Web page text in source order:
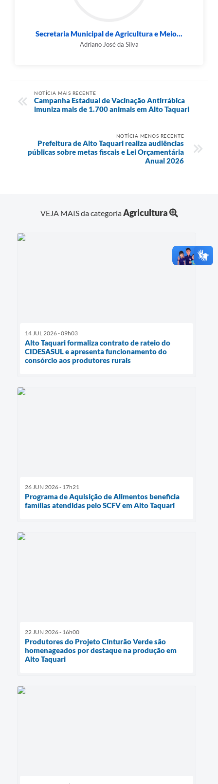
Secretaria Municipal de Agricultura e Meio...
Adriano José da Silva
NOTÍCIA MAIS RECENTE
Campanha Estadual de Vacinação Antirrábica
imuniza mais de 1.700 animais em Alto Taquari
NOTÍCIA MENOS RECENTE
Prefeitura de Alto Taquari realiza audiências
públicas sobre metas fiscais e Lei Orçamentária
Anual 2026
VEJA MAIS da categoriaAgricultura
14 JUL 2026 - 09h03
Alto Taquari formaliza contrato de rateio do
CIDESASUL e apresenta funcionamento do
consórcio aos produtores rurais
26 JUN 2026 - 17h21
Programa de Aquisição de Alimentos beneficia
famílias atendidas pelo SCFV em Alto Taquari
22 JUN 2026 - 16h00
Produtores do Projeto Cinturão Verde são
homenageados por destaque na produção em
Alto Taquari